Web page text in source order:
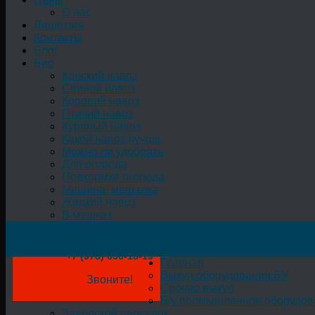
О нас
Лицензия
Контакты
Блог
Био
Конский навоз
Свиной навоз
Коровий навоз
Птичий навоз
Куриный навоз
Какой навоз лучше
Можно ли удобрять
Для огорода
Подкормка огорода
Машина, мешалка
Жидкий навоз
В мешках
+7 (978) 050-18-19
Звоните!
Главная
Выкуп оборудования БУ
Срочно выкуп
Б/у промышленное